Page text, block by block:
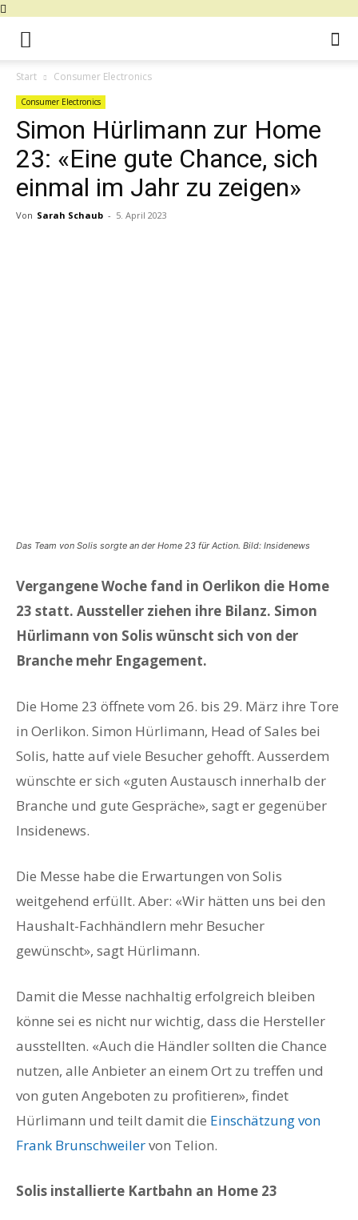
Start Consumer Electronics
Consumer Electronics
Simon Hürlimann zur Home
23: «Eine gute Chance, sich
einmal im Jahr zu zeigen»
Von Sarah Schaub - 5. April 2023
Das Team von Solis sorgte an der Home 23 für Action. Bild: Insidenews
Vergangene Woche fand in Oerlikon die Home
23 statt. Aussteller ziehen ihre Bilanz. Simon
Hürlimann von Solis wünscht sich von der
Branche mehr Engagement.
Die Home 23 öffnete vom 26. bis 29. März ihre Tore
in Oerlikon. Simon Hürlimann, Head of Sales bei
Solis, hatte auf viele Besucher gehofft. Ausserdem
wünschte er sich «guten Austausch innerhalb der
Branche und gute Gespräche», sagt er gegenüber
Insidenews.
Die Messe habe die Erwartungen von Solis
weitgehend erfüllt. Aber: «Wir hätten uns bei den
Haushalt-Fachhändlern mehr Besucher
gewünscht», sagt Hürlimann.
Damit die Messe nachhaltig erfolgreich bleiben
könne sei es nicht nur wichtig, dass die Hersteller
ausstellten. «Auch die Händler sollten die Chance
nutzen, alle Anbieter an einem Ort zu treffen und
von guten Angeboten zu profitieren», findet
Hürlimann und teilt damit die Einschätzung von
Frank Brunschweilervon Telion.
Solis installierte Kartbahn an Home 23